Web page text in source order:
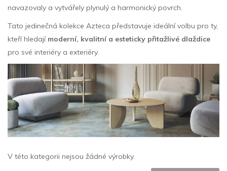
navazovaly a vytvářely plynulý a harmonický povrch.
Tato jedinečná kolekce Azteca představuje ideální volbu pro ty,
kteří hledají moderní, kvalitní a esteticky přitažlivé dlaždice
pro své interiéry a exteriéry.
V této kategorii nejsou žádné výrobky.